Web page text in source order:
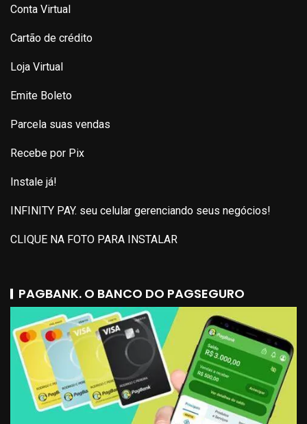
Conta Virtual
Cartão de crédito
Loja Virtual
Emite Boleto
Parcela suas vendas
Recebe por Pix
Instale já!
INFINITY PAY. seu celular gerenciando seus negócios!
CLIQUE NA FOTO PARA INSTALAR
PAGBANK. O BANCO DO PAGSEGURO